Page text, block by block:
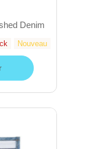
Denim
Nouveau